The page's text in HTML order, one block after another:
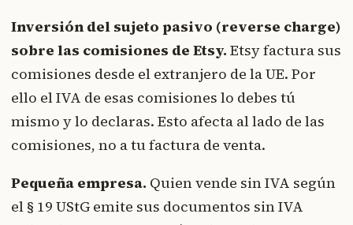
Inversión del sujeto pasivo (reverse charge)
sobre las comisiones de Etsy. Etsy factura sus
comisiones desde el extranjero de la UE. Por
ello el IVA de esas comisiones lo debes tú
mismo y lo declaras. Esto afecta al lado de las
comisiones, no a tu factura de venta.
Pequeña empresa. Quien vende sin IVA según
el § 19 UStG emite sus documentos sin IVA